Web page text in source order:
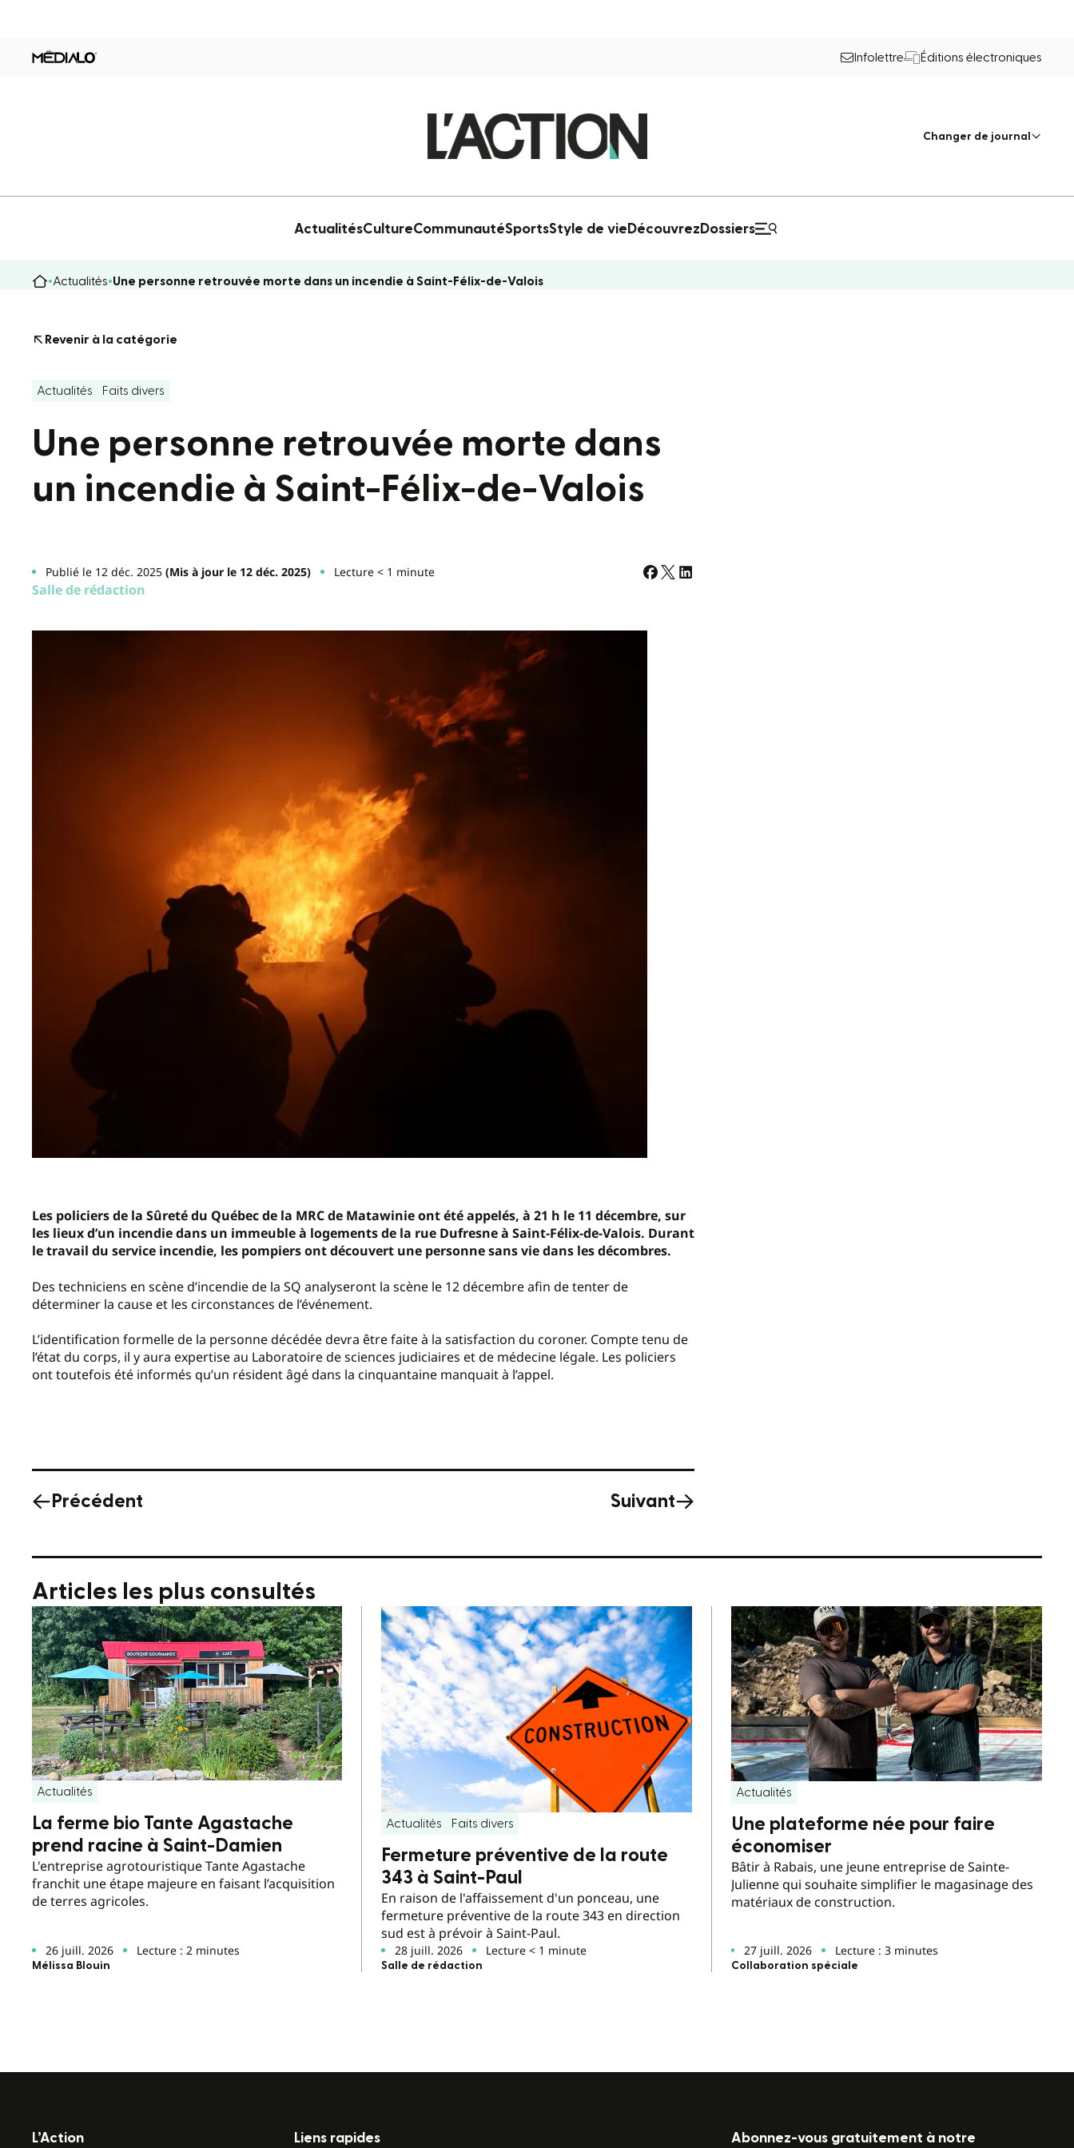
Infolettre Éditions électroniques
Changer de journal
ActualitésCultureCommunautéSportsStyle de vie Découvrez Dossiers
Actualités Une personne retrouvée morte dans un incendie à Saint-Félix-de-Valois
Revenir à la catégorie
Actualités Faits divers
Une personne retrouvée morte dans
un incendie à Saint-Félix-de-Valois
Publié le 12 déc. 2025(Mis à jour le 12 déc. 2025) Lecture < 1 minute
Salle de rédaction
Les policiers de la Sûreté du Québec de la MRC de Matawinie ont été appelés, à 21 h le 11 décembre, sur
les lieux d’un incendie dans un immeuble à logements de la rue Dufresne à Saint-Félix-de-Valois. Durant
le travail du service incendie, les pompiers ont découvert une personne sans vie dans les décombres.
Des techniciens en scène d’incendie de la SQ analyseront la scène le 12 décembre afin de tenter de
déterminer la cause et les circonstances de l’événement.
L’identification formelle de la personne décédée devra être faite à la satisfaction du coroner. Compte tenu de
l’état du corps, il y aura expertise au Laboratoire de sciences judiciaires et de médecine légale. Les policiers
ont toutefois été informés qu’un résident âgé dans la cinquantaine manquait à l’appel.
Précédent Suivant
Articles les plus consultés
Actualités
La ferme bio Tante Agastache
prend racine à Saint-Damien
L'entreprise agrotouristique Tante Agastache
franchit une étape majeure en faisant l’acquisition
de terres agricoles.
26 juill. 2026 Lecture : 2 minutes
Mélissa Blouin
Actualités Faits divers
Fermeture préventive de la route
343 à Saint-Paul
En raison de l'affaissement d'un ponceau, une
fermeture préventive de la route 343 en direction
sud est à prévoir à Saint-Paul.
28 juill. 2026 Lecture < 1 minute
Salle de rédaction
Actualités
Une plateforme née pour faire
économiser
Bâtir à Rabais, une jeune entreprise de Sainte-
Julienne qui souhaite simplifier le magasinage des
matériaux de construction.
27 juill. 2026 Lecture : 3 minutes
Collaboration spéciale
L’Action Liens rapides
Abonnez-vous gratuitement à notre